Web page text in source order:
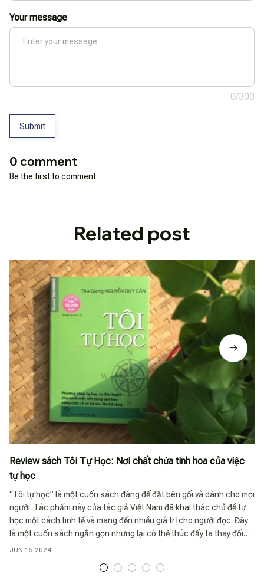
Your message
0/300
Submit
0 comment
Be the first to comment
Related post
Review sách Tôi Tự Học: Nơi chất chứa tinh hoa của việc
tự học
“Tôi tự học” là một cuốn sách đáng để đặt bên gối và dành cho mọi
người. Tác phẩm này của tác giả Việt Nam đã khai thác chủ đề tự
học một cách tinh tế và mang đến nhiều giá trị cho người đọc. Đây
là một cuốn sách ngắn gọn nhưng lại có thể thúc đẩy ta thay đổi
quan niệm về việc tự học và khuyến khích ta luôn cải thiện bản thân
JUN 15 2024